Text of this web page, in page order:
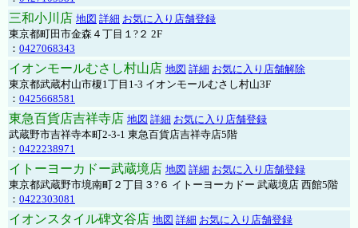
三和小川店 地図 詳細 お気に入り店舗登録
東京都町田市金森４丁目１?２ 2F
： 0427068343
イオンモールむさし村山店 地図 詳細 お気に入り店舗解除
東京都武蔵村山市榎1丁目1-3 イオンモールむさし村山3F
： 0425668581
東急百貨店吉祥寺店 地図 詳細 お気に入り店舗登録
武蔵野市吉祥寺本町2-3-1 東急百貨店吉祥寺店5階
： 0422238971
イトーヨーカドー武蔵境店 地図 詳細 お気に入り店舗登録
東京都武蔵野市境南町２丁目３?６ イトーヨーカドー 武蔵境店 西館5階
： 0422303081
イオンスタイル碑文谷店 地図 詳細 お気に入り店舗登録